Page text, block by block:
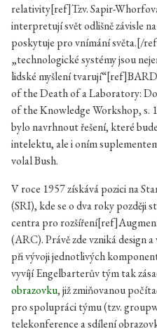
relativity[ref]Tzv. Sapir-
interpretují svět odlišně závisle
poskytuje pro vnímání světa.[/
„technologické systémy jsou
lidské myšlení
of the Death of a Laboratory:
of the Knowledge Workshop,
bylo navrhnout řešení, které
intelektu, ale i oním
volal Bush.
V roce 1957 získává pozici na
(SRI), kde se o dva roky později
centra pro
(ARC). Právě zde vzniká design
při vývoji jednotlivých
vyvíjí Engelbarterův tým tak
obrazovku, již zmiňovanou
pro spolupráci týmu (tzv.
telekonference a sdílení